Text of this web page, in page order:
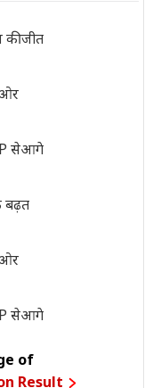
जीत
सेआगे
बढ़त
सेआगे
of
Result